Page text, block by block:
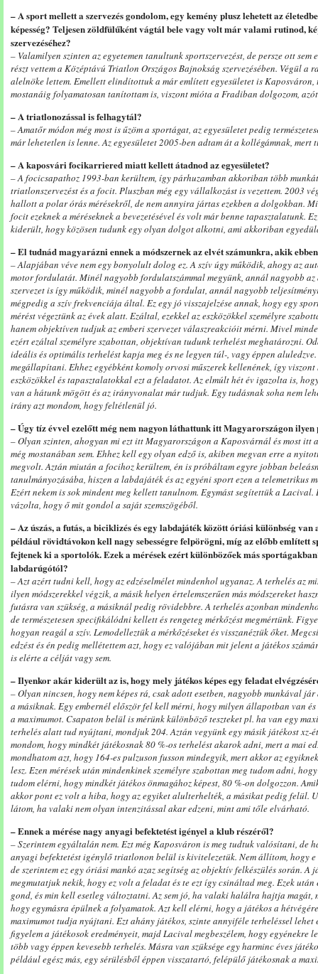
– A sport mellett a szervezés gondolom, egy kemény plusz lehetett az
képesség? Teljesen zöldfülűként vágtál bele vagy volt már valami rutinod,
szervezéséhez?
– Valamilyen szinten az egyetemen tanultunk sportszervezést, de persze ott
részt vettem a Középtávú Triatlon Országos Bajnokság szervezésében. Végül
alelnöke lettem. Emellett elindítottuk a már említett egyesületet is
mostanáig folyamatosan tanítottam is, viszont mióta a Fradiban dolgozom,
– A triatlonozással is felhagytál?
– Amatőr módon még most is űzöm a sportágat, az egyesületet pedig
már lehetetlen is lenne. Az egyesületet 2005-ben adtam át a kollégámnak, mert
– A kaposvári focikarriered miatt kellett átadnod az egyesületet?
– A focicsapathoz 1993-ban kerültem, így párhuzamban akkoriban több
triatlonszervezést és a focit. Pluszban még egy vállalkozást is vezettem. 2003
hallott a polar órás mérésekről, de nem annyira jártas ezekben a dolgokban.
focit ezeknek a méréseknek a bevezetésével és volt már benne tapasztalatunk.
kiderült, hogy közösen tudunk egy olyan dolgot alkotni, ami akkoriban
– El tudnád magyarázni ennek a módszernek az elvét számunkra, akik
– Alapjában véve nem egy bonyolult dolog ez. A szív úgy működik, ahogy az
motor fordulatát. Minél nagyobb fordulatszámmal megyünk, annál nagyobb az
szervezet is így működik, minél nagyobb a fordulat, annál nagyobb
mégpedig a szív frekvenciája által. Ez egy jó visszajelzése annak, hogy egy
mérést végeztünk az évek alatt. Ezáltal, ezekkel az eszközökkel személyre
hanem objektíven tudjuk az emberi szervezet válaszreakcióit mérni. Mivel
ezért ezáltal személyre szabottan, objektívan tudunk terhelést meghatározni.
ideális és optimális terhelést kapja meg és ne legyen túl-, vagy éppen
megállapítani. Ehhez egyébként komoly orvosi műszerek kellenének, így
eszközökkel és tapasztalatokkal ezt a feladatot. Az elmúlt hét év igazolta is,
van a hátunk mögött és az irányvonalat már tudjuk. Egy tudásnak soha nem
irány azt mondom, hogy feltétlenül jó.
– Úgy tíz évvel ezelőtt még nem nagyon láthattunk itt Magyarországon
– Olyan szinten, ahogyan mi ezt itt Magyarországon a Kaposvárnál és most itt
még mostanában sem. Ehhez kell egy olyan edző is, akiben megvan erre a
megvolt. Aztán miután a focihoz kerültem, én is próbáltam egyre jobban
tanulmányozásába, hiszen a labdajáték és az egyéni sport ezen a telemetrikus
Ezért nekem is sok mindent meg kellett tanulnom. Egymást segítettük a
vázolta, hogy ő mit gondol a saját szemszögéből.
– Az úszás, a futás, a biciklizés és egy labdajáték között óriási különbség
például rövidtávokon kell nagy sebességre felpörögni, míg az előbb említett
fejtenek ki a sportolók. Ezek a mérések ezért különbözőek más
labdarúgótól?
– Azt azért tudni kell, hogy az edzéselmélet mindenhol ugyanaz. A terhelés az
ilyen módszerekkel végzik, a másik helyen értelemszerűen más módszereket
futásra van szükség, a másiknál pedig rövidebbre. A terhelés azonban
de természetesen specifikálódni kellett és rengeteg mérkőzést megmértünk.
hogyan reagál a szív. Lemodelleztük a mérkőzéseket és visszanéztük őket.
edzést és én pedig mellétettem azt, hogy ez valójában mit jelent a játékos
is elérte a célját vagy sem.
– Ilyenkor akár kiderült az is, hogy mely játékos képes egy feladat
– Olyan nincsen, hogy nem képes rá, csak adott esetben, nagyobb munkával
a másiknak. Egy embernél először fel kell mérni, hogy milyen állapotban van
a maximumot. Csapaton belül is mérünk különböző teszteket pl. ha van egy
terhelés alatt tud nyújtani, mondjuk 204. Aztán vegyünk egy másik játékost xz-
mondom, hogy mindkét játékosnak 80 %-os terhelést akarok adni, mert a mai
mondhatom azt, hogy 164-es pulzuson fusson mindegyik, mert akkor az
lesz. Ezen mérések után mindenkinek személyre szabottan meg tudom adni,
tudom elérni, hogy mindkét játékos önmagához képest, 80 %-on dolgozzon.
akkor pont ez volt a hiba, hogy az egyiket alulterhelték, a másikat pedig felül.
látom, ha valaki nem olyan intenzitással akar edzeni, mint ami tőle elvárható.
– Ennek a mérése nagy anyagi befektetést igényel a klub részéről?
– Szerintem egyáltalán nem. Ezt még Kaposváron is meg tudtuk valósítani, de
anyagi befektetést igénylő triatlonon belül is kivitelezetük. Nem állítom, hogy e
de szerintem ez egy óriási mankó azaz segítség az objektív felkészülés során. A
megmutatjuk nekik, hogy ez volt a feladat és te ezt így csináltad meg. Ezek
gond, és min kell esetleg változtatni. Az sem jó, ha valaki halálra hajtja magát,
hogy egymásra épülnek a folyamatok. Azt kell elérni, hogy a játékos a
maximumot tudja nyújtani. Ezt ahány játékos, szinte annyiféle terheléssel
figyelem a játékosok eredményeit, majd Lacival megbeszélem, hogy egyénekre
több vagy éppen kevesebb terhelés. Másra van szüksége egy harminc éves
például egész más, egy sérülésből éppen visszatartó, felépülő játékosnak a